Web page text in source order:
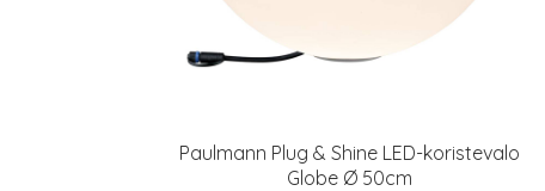
Paulmann Plug & Shine LED-koristevalo
Globe Ø 50cm